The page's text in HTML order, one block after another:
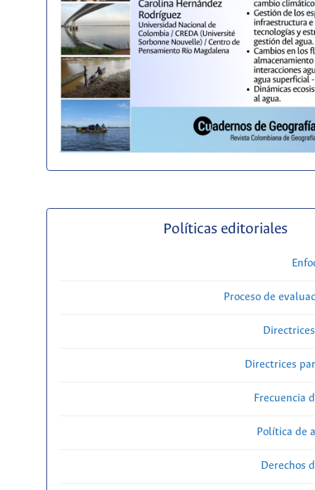
Políticas editoriales
Proceso de
Directrices
Frecuencia
Política de
Derechos